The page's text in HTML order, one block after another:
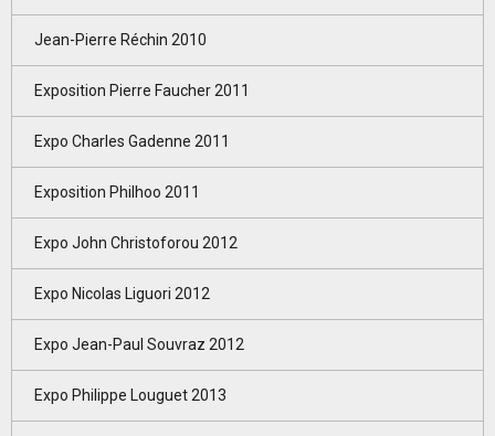
Jean-Pierre Réchin 2010
Exposition Pierre Faucher 2011
Expo Charles Gadenne 2011
Exposition Philhoo 2011
Expo John Christoforou 2012
Expo Nicolas Liguori 2012
Expo Jean-Paul Souvraz 2012
Expo Philippe Louguet 2013